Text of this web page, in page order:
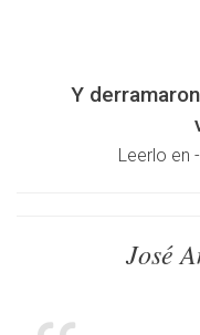
Y
Leerlo en
José